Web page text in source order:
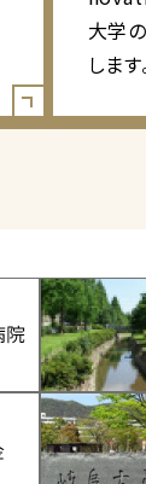
大学
します